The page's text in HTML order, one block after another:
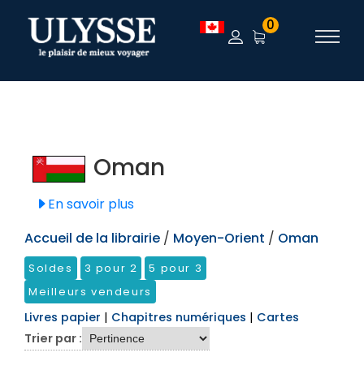
TEST 0
Oman
En savoir plus
Accueil de la librairie / Moyen-Orient / Oman
Soldes 3 pour 2
5 pour 3
Meilleurs vendeurs
Livres papier | Chapitres numériques | Cartes
Trier par :